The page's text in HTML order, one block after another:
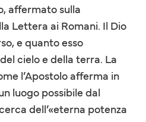
affermato sulla
Lettera ai Romani. Il Dio
e quanto esso
cielo e della terra. La
l’Apostolo afferma in
luogo possibile dal
dell’«eterna potenza